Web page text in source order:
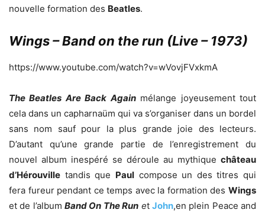
nouvelle formation des Beatles.
Wings – Band on the run (Live – 1973)
https://www.youtube.com/watch?v=wVovjFVxkmA
The Beatles Are Back Againmélange joyeusement tout
cela dans un capharnaüm qui va s’organiser dans un bordel
sans nom sauf pour la plus grande joie des lecteurs.
D’autant qu’une grande partie de l’enregistrement du
nouvel album inespéré se déroule au mythique château
d’Hérouville tandis que Paulcompose un des titres qui
fera fureur pendant ce temps avec la formation des Wings
et de l’albumBand On The Run et John,en plein Peace and